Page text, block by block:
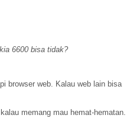
6600 bisa tidak?
browser web. Kalau web lain bisa
memang mau hemat-hematan.